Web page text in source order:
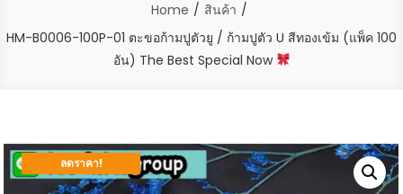
Home
สินค้า
HM-B0006-100P-01 ตะขอก้ามปูตัวยู / ก้ามปูตัว U สีทองเข้ม (แพ็ค 100
อัน) The Best Special Now
ลดราคา!